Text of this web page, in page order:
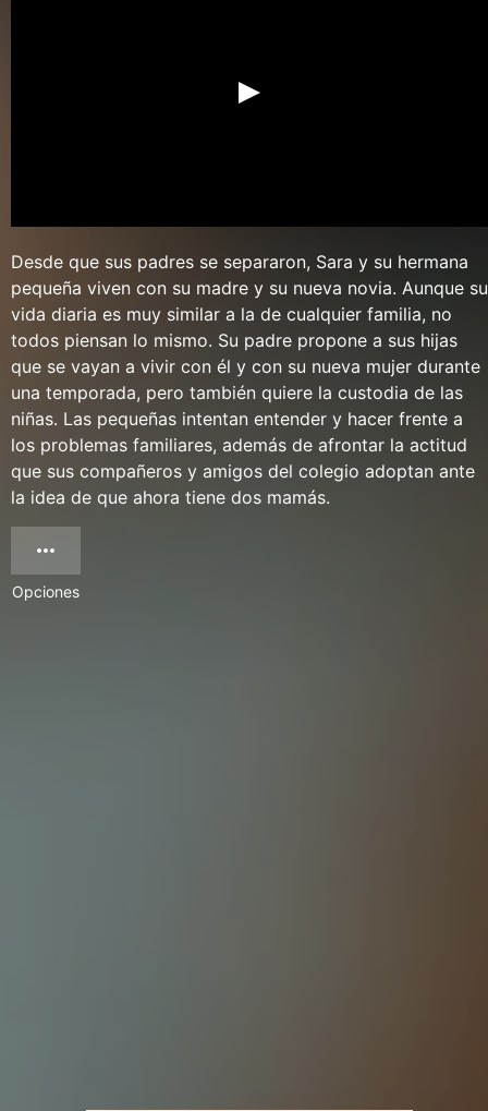
Desde que sus padres se separaron, Sara y su hermana
pequeña viven con su madre y su nueva novia. Aunque su
vida diaria es muy similar a la de cualquier familia, no
todos piensan lo mismo. Su padre propone a sus hijas
que se vayan a vivir con él y con su nueva mujer durante
una temporada, pero también quiere la custodia de las
niñas. Las pequeñas intentan entender y hacer frente a
los problemas familiares, además de afrontar la actitud
que sus compañeros y amigos del colegio adoptan ante
la idea de que ahora tiene dos mamás.
Opciones